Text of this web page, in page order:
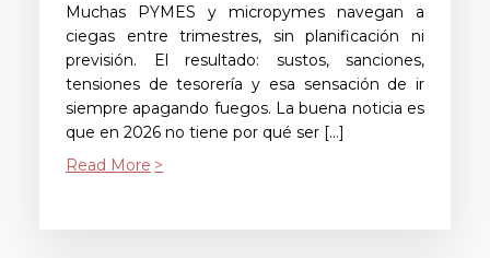
Muchas PYMES y micropymes navegan a
ciegas entre trimestres, sin planificación ni
previsión. El resultado: sustos, sanciones,
tensiones de tesorería y esa sensación de ir
siempre apagando fuegos. La buena noticia es
que en 2026 no tiene por qué ser […]
Read More